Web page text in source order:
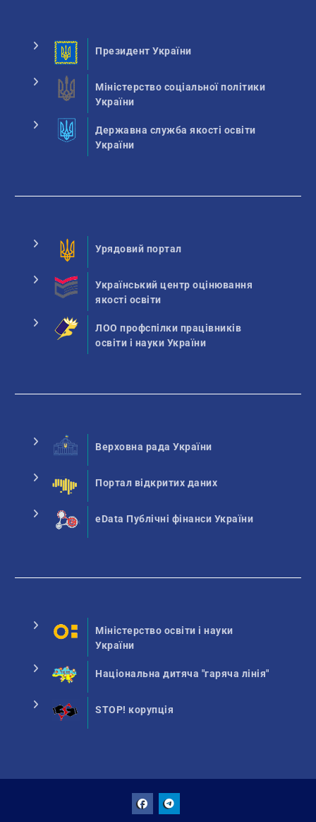
Президент України
Міністерство соціальної політики
України
Державна служба якості освіти
України
Урядовий портал
Український центр оцінювання
якості освіти
ЛОО профспілки працівників
освіти і науки України
Верховна рада України
Портал відкритих даних
eData Публічні фінанси України
Міністерство освіти і науки
України
Національна дитяча "гаряча лінія"
STOP! корупція